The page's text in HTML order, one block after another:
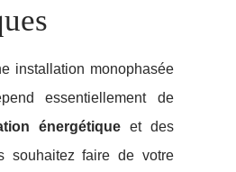
installation monophasée
essentiellement de
énergétique et des
souhaitez faire de votre